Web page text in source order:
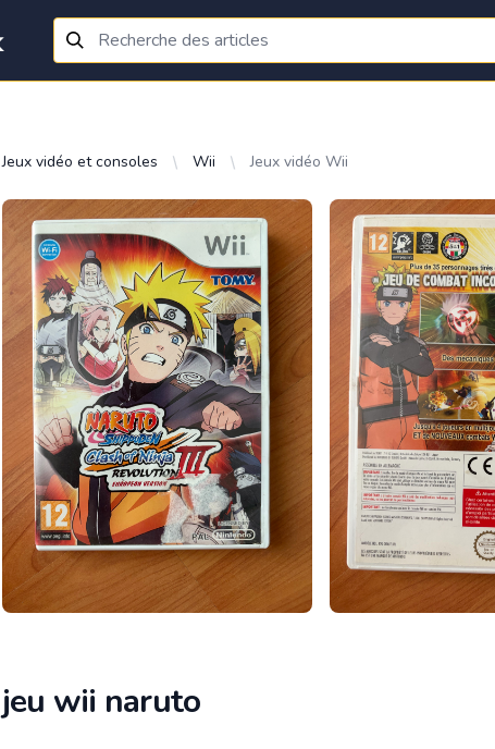
Jeux vidéo et consoles Wii Jeux vidéo Wii
jeu wii naruto